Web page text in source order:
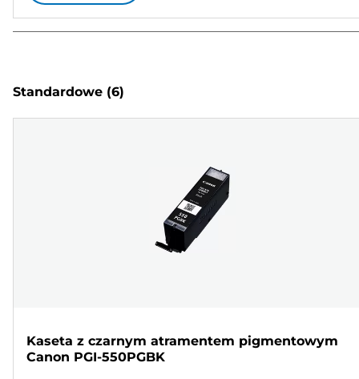
Standardowe (6)
Kaseta z czarnym atramentem pigmentowym
Canon PGI-550PGBK